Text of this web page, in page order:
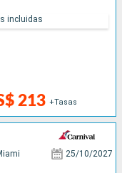
213 +Tasas
incluidas
25/10/2027